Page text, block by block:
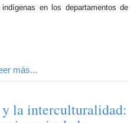
en los departamentos de
más...
la interculturalidad: